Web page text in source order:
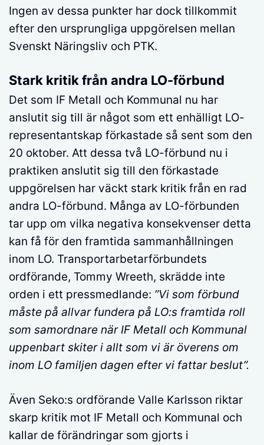
Ingen av dessa punkter har dock tillkommit
efter den ursprungliga uppgörelsen mellan
Svenskt Näringsliv och PTK.
Stark kritik från andra LO-förbund
Det som IF Metall och Kommunal nu har
anslutit sig till är något som ett enhälligt LO-
representantskap förkastade så sent som den
20 oktober. Att dessa två LO-förbund nu i
praktiken anslutit sig till den förkastade
uppgörelsen har väckt stark kritik från en rad
andra LO-förbund. Många av LO-förbunden
tar upp om vilka negativa konsekvenser detta
kan få för den framtida sammanhållningen
inom LO. Transportarbetarförbundets
ordförande, Tommy Wreeth, skrädde inte
orden i ett pressmedlande: ”Vi som förbund
måste på allvar fundera på LO:s framtida roll
som samordnare när IF Metall och Kommunal
uppenbart skiter i allt som vi är överens om
inom LO familjen dagen efter vi fattar beslut”.
Även Seko:s ordförande Valle Karlsson riktar
skarp kritik mot IF Metall och Kommunal och
kallar de förändringar som gjorts i